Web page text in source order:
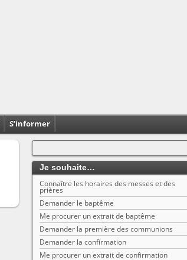
S’informer
Je souhaite…
Connaître les horaires des messes et des
prières
Demander le baptême
Me procurer un extrait de baptême
Demander la première des communions
Demander la confirmation
Me procurer un extrait de confirmation